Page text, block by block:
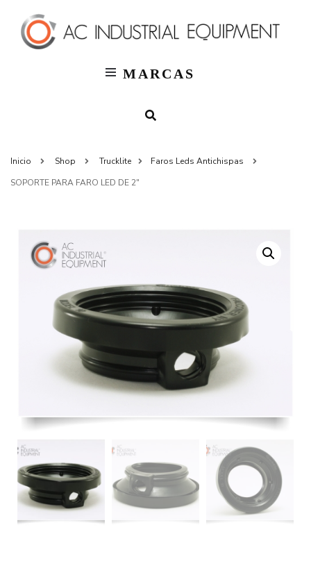
MARCAS
Inicio Shop Trucklite
Faros Leds Antichispas
SOPORTE PARA FARO LED DE 2″